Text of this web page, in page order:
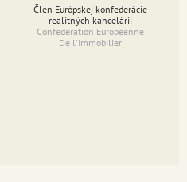
Člen Európskej konfederácie
realitných kancelárii
Confederation Europeenne
De l'Immobilier